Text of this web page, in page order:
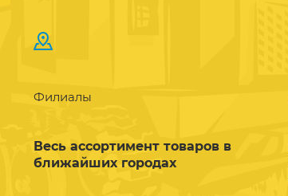
Филиалы
Весь ассортимент товаров в
ближайших городах